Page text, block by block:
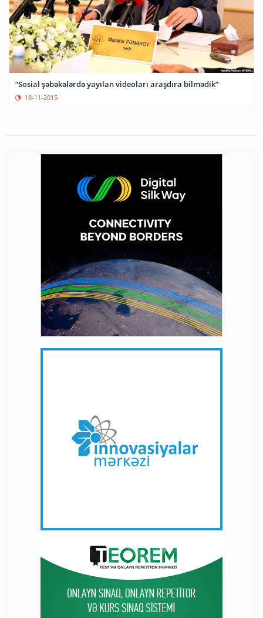
“Sosial şəbəkələrdə yayılan videoları araşdıra bilmədik”
18-11-2015